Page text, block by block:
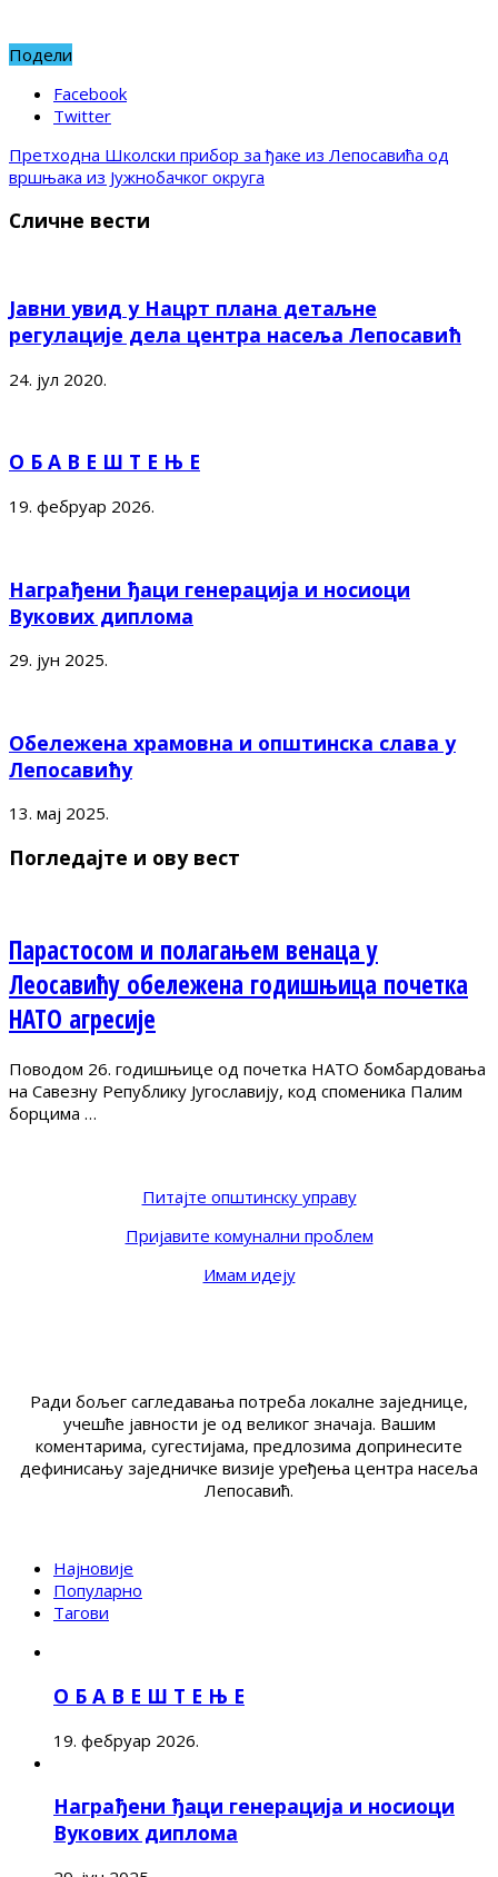
Подели
Facebook
Twitter
Претходна Школски прибор за ђаке из Лепосавића од
вршњака из Јужнобачког округа
Сличне вести
Јавни увид у Нацрт плана детаљне
регулације дела центра насеља Лепосавић
24. јул 2020.
О Б А В Е Ш Т Е Њ Е
19. фебруар 2026.
Награђени ђаци генерација и носиоци
Вукових диплома
29. јун 2025.
Обележена храмовна и општинска слава у
Лепосавићу
13. мај 2025.
Погледајте и ову вест
Парастосом и полагањем венаца у
Леосавићу обележена годишњица почетка
НАТО агресије
Поводом 26. годишњице од почетка НАТО бомбардовања
на Савезну Републику Југославију, код споменика Палим
борцима …
Питајте општинску управу
Пријавите комунални проблем
Имам идеју
Ради бољег сагледавања потреба локалне заједнице,
учешће јавности је од великог значаја. Вашим
коментарима, сугестијама, предлозима допринесите
дефинисању заједничке визије уређења центра насеља
Лепосавић.
Најновије
Популарно
Тагови
О Б А В Е Ш Т Е Њ Е
19. фебруар 2026.
Награђени ђаци генерација и носиоци
Вукових диплома